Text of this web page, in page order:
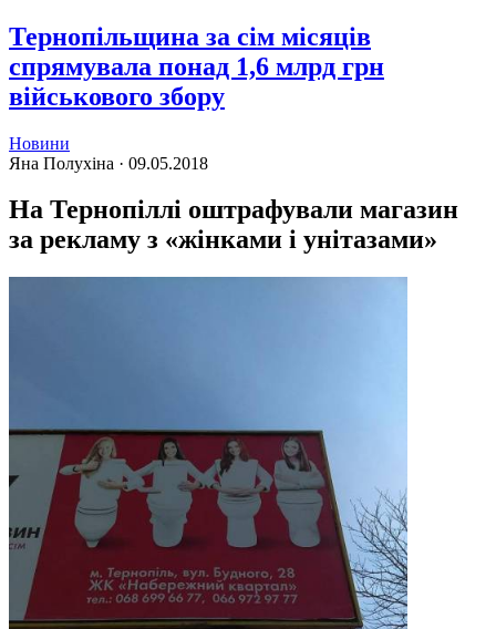
Тернопільщина за сім місяців
спрямувала понад 1,6 млрд грн
військового збору
Новини
Яна Полухіна · 09.05.2018
На Тернопіллі оштрафували магазин
за рекламу з «жінками і унітазами»